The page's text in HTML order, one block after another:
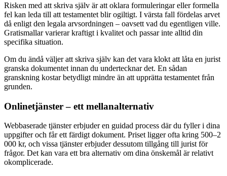
Risken med att skriva själv är att oklara formuleringar eller formella
fel kan leda till att testamentet blir ogiltigt. I värsta fall fördelas arvet
då enligt den legala arvsordningen – oavsett vad du egentligen ville.
Gratismallar varierar kraftigt i kvalitet och passar inte alltid din
specifika situation.
Om du ändå väljer att skriva själv kan det vara klokt att låta en jurist
granska dokumentet innan du undertecknar det. En sådan
granskning kostar betydligt mindre än att upprätta testamentet från
grunden.
Onlinetjänster – ett mellanalternativ
Webbaserade tjänster erbjuder en guidad process där du fyller i dina
uppgifter och får ett färdigt dokument. Priset ligger ofta kring 500–2
000 kr, och vissa tjänster erbjuder dessutom tillgång till jurist för
frågor. Det kan vara ett bra alternativ om dina önskemål är relativt
okomplicerade.